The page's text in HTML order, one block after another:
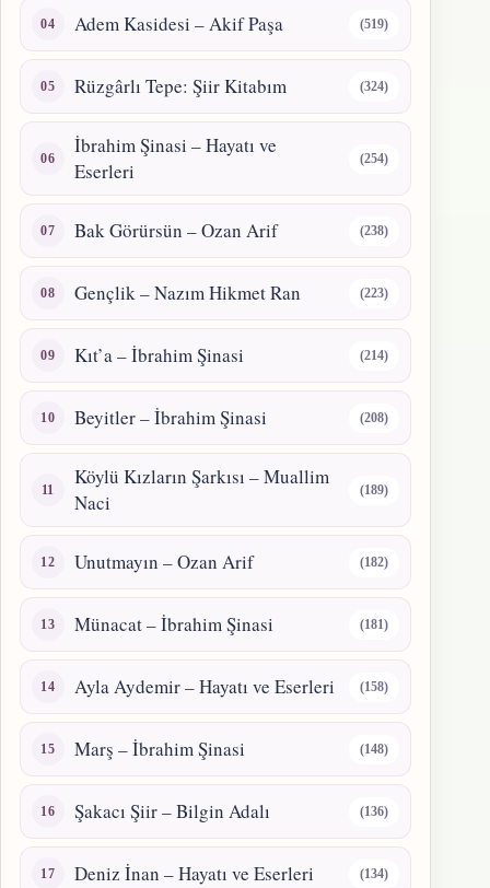
Adem Kasidesi – Akif Paşa (519)
Rüzgârlı Tepe: Şiir Kitabım (324)
İbrahim Şinasi – Hayatı ve
Eserleri
(254)
Bak Görürsün – Ozan Arif (238)
Gençlik – Nazım Hikmet Ran (223)
Kıt’a – İbrahim Şinasi (214)
Beyitler – İbrahim Şinasi (208)
Köylü Kızların Şarkısı – Muallim
Naci
(189)
Unutmayın – Ozan Arif (182)
Münacat – İbrahim Şinasi (181)
Ayla Aydemir – Hayatı ve Eserleri (158)
Marş – İbrahim Şinasi (148)
Şakacı Şiir – Bilgin Adalı (136)
Deniz İnan – Hayatı ve Eserleri (134)